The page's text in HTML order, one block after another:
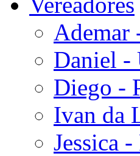
Ademar
Daniel -
Diego -
Ivan da
Jessica